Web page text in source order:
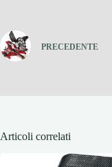
PRECEDENTE
Articoli correlati